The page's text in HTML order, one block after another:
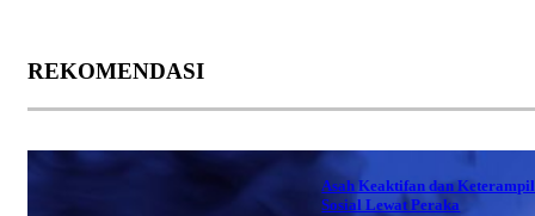
REKOMENDASI
Asah Keaktifan dan
Sosial Lewat Peraka